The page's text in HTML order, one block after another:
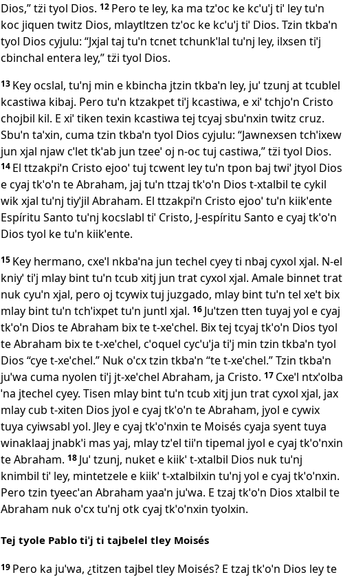
Dios,” tz̈i tyol Dios. 12 Pero te ley, ka ma tzˈoc ke kcˈuˈj tiˈ ley tuˈn
koc jiquen twitz Dios, mlaytltzen tzˈoc ke kcˈuˈj tiˈ Dios. Tzin tkbaˈn
tyol Dios cyjulu: “Jxjal taj tuˈn tcnet tchunkˈlal tuˈnj ley, ilxsen tiˈj
cbinchal entera ley,” tz̈i tyol Dios.
13 Key ocslal, tuˈnj min e kbincha jtzin tkbaˈn ley, juˈ tzunj at tcublel
kcastiwa kibaj. Pero tuˈn ktzakpet tiˈj kcastiwa, e xiˈ tchjoˈn Cristo
chojbil kil. E xiˈ tiken texin kcastiwa tej tcyaj sbuˈnxin twitz cruz.
Sbuˈn taˈxin, cuma tzin tkbaˈn tyol Dios cyjulu: “Jawnexsen tchˈixew
jun xjal njaw cˈlet tkˈab jun tzeeˈ oj n‑oc tuj castiwa,” tz̈i tyol Dios.
14 El ttzakpiˈn Cristo ejooˈ tuj tcwent ley tuˈn tpon baj twiˈ jtyol Dios
e cyaj tkˈoˈn te Abraham, jaj tuˈn ttzaj tkˈoˈn Dios t‑xtalbil te cykil
wik xjal tuˈnj tiyˈjil Abraham. El ttzakpiˈn Cristo ejooˈ tuˈn kiikˈente
Espíritu Santo tuˈnj kocslabl tiˈ Cristo, J‑espíritu Santo e cyaj tkˈoˈn
Dios tyol ke tuˈn kiikˈente.
15 Key hermano, cxeˈl nkbaˈna jun techel cyey ti nbaj cyxol xjal. N‑el
kniyˈ tiˈj mlay bint tuˈn tcub xitj jun trat cyxol xjal. Amale binnet trat
nuk cyuˈn xjal, pero oj tcywix tuj juzgado, mlay bint tuˈn tel xeˈt bix
mlay bint tuˈn tchˈixpet tuˈn juntl xjal. 16 Juˈtzen tten tuyaj yol e cyaj
tkˈoˈn Dios te Abraham bix te t‑xeˈchel. Bix tej tcyaj tkˈoˈn Dios tyol
te Abraham bix te t‑xeˈchel, cˈoquel cycˈuˈja tiˈj min tzin tkbaˈn tyol
Dios “cye t‑xeˈchel.” Nuk oˈcx tzin tkbaˈn “te t‑xeˈchel.” Tzin tkbaˈn
juˈwa cuma nyolen tiˈj jt‑xeˈchel Abraham, ja Cristo. 17 Cxeˈl ntxˈolba
ˈna jtechel cyey. Tisen mlay bint tuˈn tcub xitj jun trat cyxol xjal, jax
mlay cub t‑xiten Dios jyol e cyaj tkˈoˈn te Abraham, jyol e cywix
tuya cyiwsabl yol. Jley e cyaj tkˈoˈnxin te Moisés cyaja syent tuya
winaklaaj jnabkˈi mas yaj, mlay tzˈel tiiˈn tipemal jyol e cyaj tkˈoˈnxin
te Abraham. 18 Juˈ tzunj, nuket e kiikˈ t‑xtalbil Dios nuk tuˈnj
knimbil tiˈ ley, mintetzele e kiikˈ t‑xtalbilxin tuˈnj yol e cyaj tkˈoˈnxin.
Pero tzin tyeecˈan Abraham yaaˈn juˈwa. E tzaj tkˈoˈn Dios xtalbil te
Abraham nuk oˈcx tuˈnj otk cyaj tkˈoˈnxin tyolxin.
Tej tyole Pablo tiˈj ti tajbelel tley Moisés
19 Pero ka juˈwa, ¿titzen tajbel tley Moisés? E tzaj tkˈoˈn Dios ley te